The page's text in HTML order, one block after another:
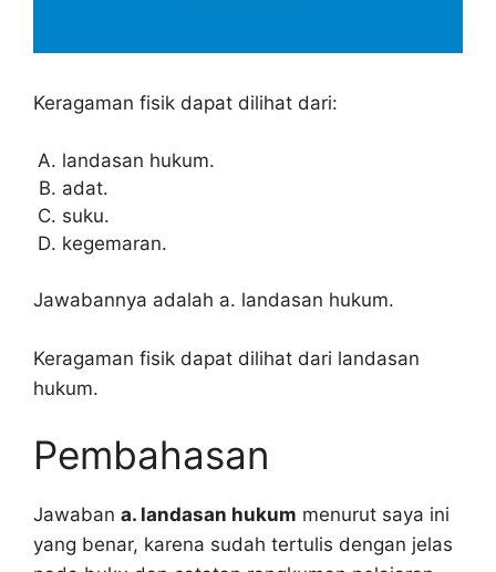
Keragaman fisik dapat dilihat dari:
landasan hukum.
adat.
suku.
kegemaran.
Jawabannya adalah a. landasan hukum.
Keragaman fisik dapat dilihat dari landasan
hukum.
Pembahasan
Jawaban a. landasan hukum menurut saya ini
yang benar, karena sudah tertulis dengan jelas